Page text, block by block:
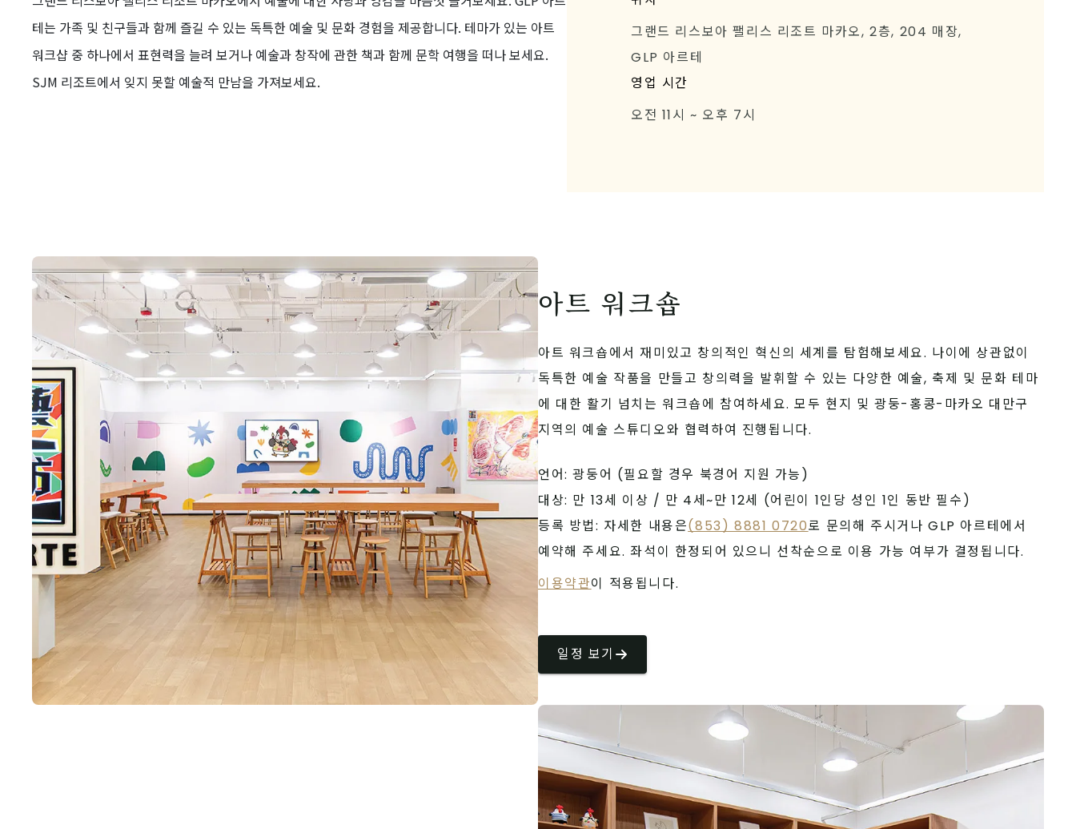
전시 및 행사
GLP 아르테
테는 가족 및 친구들과 함께 즐길 수 있는 독특한 예술 및 문화 경험을 제공합니다. 테마가 있는 아트
워크샵 중 하나에서 표현력을 늘려 보거나 예술과 창작에 관한 책과 함께 문학 여행을 떠나 보세요.
SJM 리조트에서 잊지 못할 예술적 만남을 가져보세요.
그랜드 리스보아 팰리스 리조트 마카오, 2층, 204 매장,
GLP 아르테
영업 시간
오전 11시 ~ 오후 7시
아트 워크숍
아트 워크숍에서 재미있고 창의적인 혁신의 세계를 탐험해보세요. 나이에 상관없이
독특한 예술 작품을 만들고 창의력을 발휘할 수 있는 다양한 예술, 축제 및 문화 테마
에 대한 활기 넘치는 워크숍에 참여하세요. 모두 현지 및 광둥-홍콩-마카오 대만구
지역의 예술 스튜디오와 협력하여 진행됩니다.
언어: 광둥어 (필요할 경우 북경어 지원 가능)
대상: 만 13세 이상 / 만 4세~만 12세 (어린이 1인당 성인 1인 동반 필수)
등록 방법: 자세한 내용은(853) 8881 0720로 문의해 주시거나 GLP 아르테에서
예약해 주세요. 좌석이 한정되어 있으니 선착순으로 이용 가능 여부가 결정됩니다.
이용약관이 적용됩니다.
일정 보기